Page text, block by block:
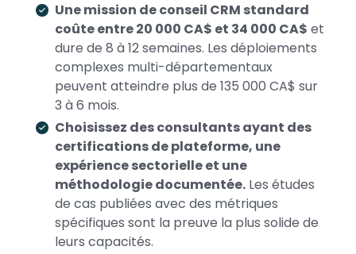
Une mission de conseil CRM standard
coûte entre 20 000 CA$ et 34 000 CA$ et
dure de 8 à 12 semaines. Les déploiements
complexes multi-départementaux
peuvent atteindre plus de 135 000 CA$ sur
3 à 6 mois.
Choisissez des consultants ayant des
certifications de plateforme, une
expérience sectorielle et une
méthodologie documentée. Les études
de cas publiées avec des métriques
spécifiques sont la preuve la plus solide de
leurs capacités.